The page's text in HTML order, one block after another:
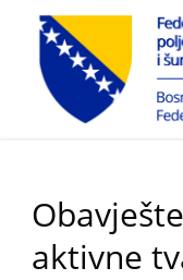
aktivne